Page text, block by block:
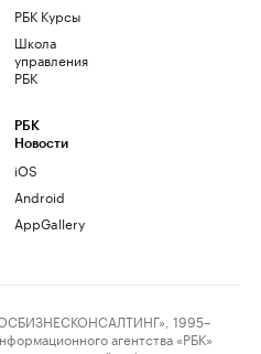
РБК Курсы
Школа
управления
РБК
РБК
Новости
iOS
Android
AppGallery
1995–
агентства «РБК»